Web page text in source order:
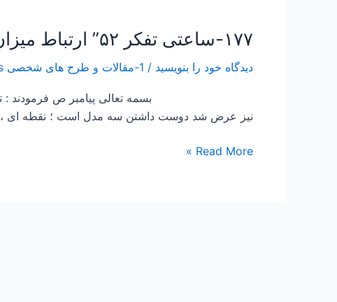
۱۷۷-ساعتی تفکر ۵۲” ارتباط میزان توقع با شادی”
دیدگاه‌ خود را بنویسید / 1-مقالات و طرح های شخصی Papers and Projects
بسمه تعالی پیامبر ص فرمودند : تفكر
نیز عرض شد دوست داشتن سه مدل است ؛ نقطه
۱۷۷-
تفکر
میزان
توقع
Read More »